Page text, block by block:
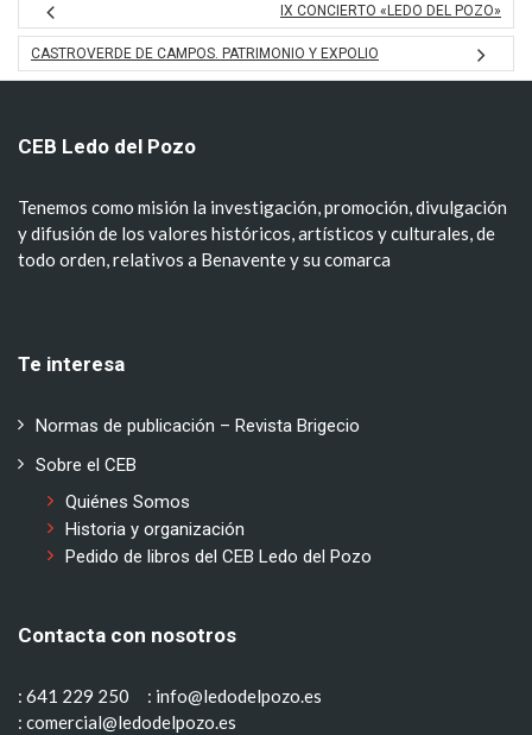
IX CONCIERTO «LEDO DEL POZO»
CASTROVERDE DE CAMPOS. PATRIMONIO Y EXPOLIO
CEB Ledo del Pozo
Tenemos como misión la investigación, promoción, divulgación
y difusión de los valores históricos, artísticos y culturales, de
todo orden, relativos a Benavente y su comarca
Te interesa
Normas de publicación – Revista Brigecio
Sobre el CEB
Quiénes Somos
Historia y organización
Pedido de libros del CEB Ledo del Pozo
Contacta con nosotros
: 641 229 250
: info@ledodelpozo.es
: comercial@ledodelpozo.es